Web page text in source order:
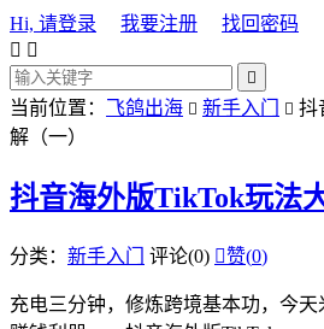
Hi, 请登录 我要注册
找回密码
 

当前位置： 飞鸽出海  新手入门  抖
解（一）
抖音海外版TikTok玩法
分类： 新手入门 评论(0) 赞(0)
充电三分钟，修炼跨境基本功，今